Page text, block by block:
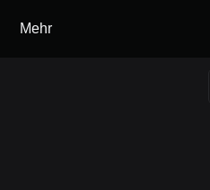
Mehr